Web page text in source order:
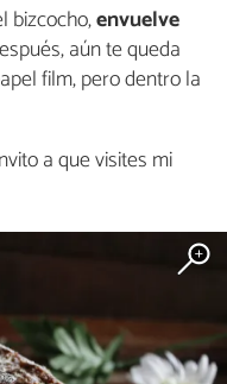
bizcocho,envuelve
aún te queda
film, pero dentro la
a que visites mi